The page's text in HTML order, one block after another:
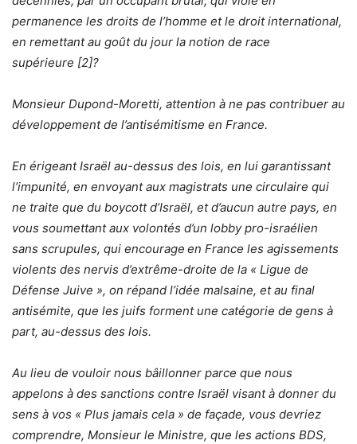
permanence les droits de l’homme et le droit international,
en remettant au goût du jour la notion de race
supérieure [2]?
Monsieur Dupond-Moretti, attention à ne pas contribuer au
développement de l’antisémitisme en France.
En érigeant Israël au-dessus des lois, en lui garantissant
l’impunité, en envoyant aux magistrats une circulaire qui
ne traite que du boycott d’Israël, et d’aucun autre pays, en
vous soumettant aux volontés d’un lobby pro-israélien
sans scrupules, qui encourage en France les agissements
violents des nervis d’extrême-droite de la « Ligue de
Défense Juive », on répand l’idée malsaine, et au final
antisémite, que les juifs forment une catégorie de gens à
part, au-dessus des lois.
Au lieu de vouloir nous bâillonner parce que nous
appelons à des sanctions contre Israël visant à donner du
sens à vos « Plus jamais cela » de façade, vous devriez
comprendre, Monsieur le Ministre, que les actions BDS,